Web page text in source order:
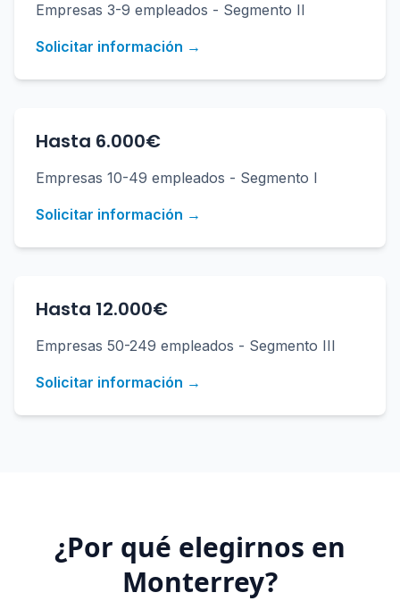
Empresas 3-9 empleados - Segmento II
Solicitar información →
Hasta 6.000€
Empresas 10-49 empleados - Segmento I
Solicitar información →
Hasta 12.000€
Empresas 50-249 empleados - Segmento III
Solicitar información →
¿Por qué elegirnos en
Monterrey?